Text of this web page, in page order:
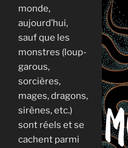
monde,
aujourd’hui,
sauf que les
monstres (loup-
garous,
sorcières,
mages, dragons,
sirènes, etc.)
sont réels et se
cachent parmi